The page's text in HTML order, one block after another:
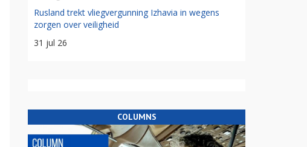
Rusland trekt vliegvergunning Izhavia in wegens
zorgen over veiligheid
31 jul 26
COLUMNS